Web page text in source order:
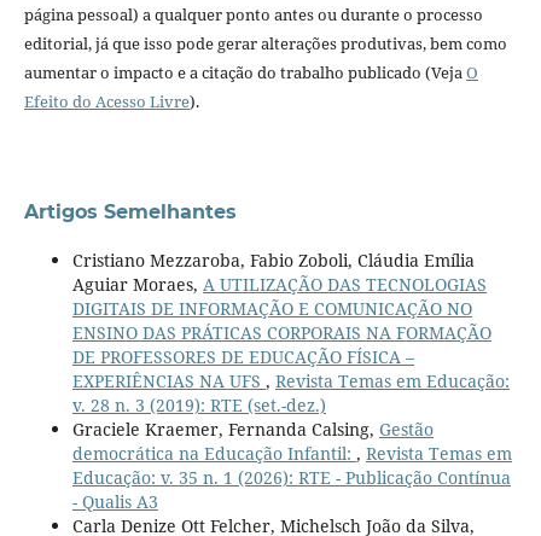
página pessoal) a qualquer ponto antes ou durante o processo
editorial, já que isso pode gerar alterações produtivas, bem como
aumentar o impacto e a citação do trabalho publicado (VejaO
Efeito do Acesso Livre).
Artigos Semelhantes
Cristiano Mezzaroba, Fabio Zoboli, Cláudia Emília
Aguiar Moraes, A UTILIZAÇÃO DAS TECNOLOGIAS
DIGITAIS DE INFORMAÇÃO E COMUNICAÇÃO NO
ENSINO DAS PRÁTICAS CORPORAIS NA FORMAÇÃO
DE PROFESSORES DE EDUCAÇÃO FÍSICA –
EXPERIÊNCIAS NA UFS , Revista Temas em Educação:
v. 28 n. 3 (2019): RTE (set.-dez.)
Graciele Kraemer, Fernanda Calsing, Gestão
democrática na Educação Infantil: , Revista Temas em
Educação: v. 35 n. 1 (2026): RTE - Publicação Contínua
- Qualis A3
Carla Denize Ott Felcher, Michelsch João da Silva,